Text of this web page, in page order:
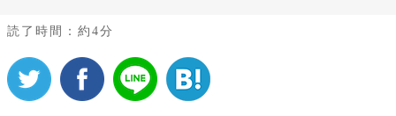
読了時間：約4分